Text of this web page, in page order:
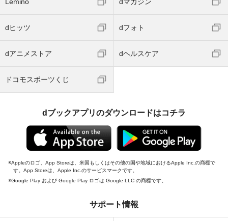
Lemino dマガジン
dヒッツ dフォト
dアニメストア dヘルスケア
ドコモスポーツくじ
dブックアプリのダウンロードはコチラ
Appleのロゴ、App Storeは、米国もしくはその他の国や地域におけるApple Inc.の商標で
す。App Storeは、Apple Inc.のサービスマークです。
Google Play および Google Play ロゴは Google LLC の商標です。
サポート情報